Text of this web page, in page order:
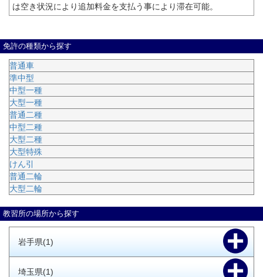
は空き状況により追加料金を支払う事により滞在可能。
免許の種類から探す
普通車
準中型
中型一種
大型一種
普通二種
中型二種
大型二種
大型特殊
けん引
普通二輪
大型二輪
教習所の場所から探す
岩手県(1)
埼玉県(1)